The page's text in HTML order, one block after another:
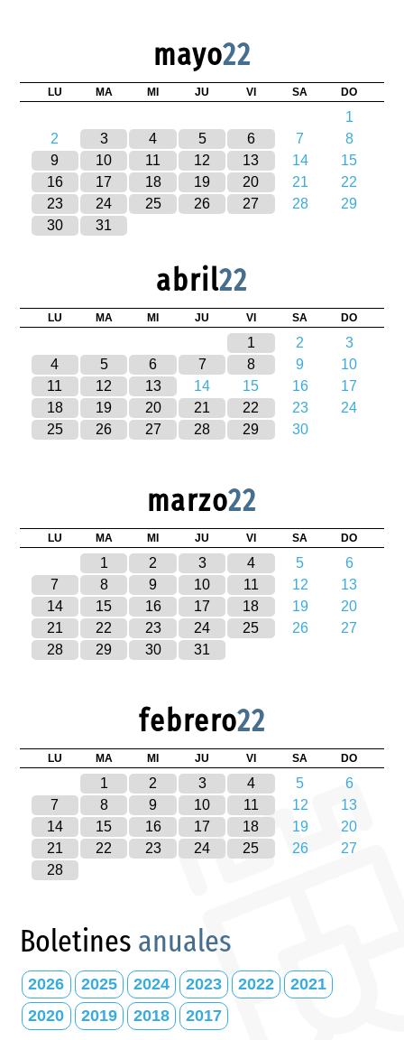
mayo22
LU MA MI JU VI SA DO
1
2
3 4 5 6 7
8
9
10 11 12 13 14
15
16
17 18 19 20 21
22
23
24 25 26 27 28
29
30
31
abril22
LU MA MI JU VI SA DO
1 2
3
4
5 6 7 8 9
10
11
12 13 14 15 16
17
18
19 20 21 22 23
24
25
26 27 28 29 30
marzo22
LU MA MI JU VI SA DO
1 2 3 4 5
6
7
8 9 10 11 12
13
14
15 16 17 18 19
20
21
22 23 24 25 26
27
28
29 30 31
febrero22
LU MA MI JU VI SA DO
1 2 3 4 5
6
7
8 9 10 11 12
13
14
15 16 17 18 19
20
21
22 23 24 25 26
27
28
Boletines anuales
2026 2025 2024 2023 2022
2021
2020
2019 2018 2017